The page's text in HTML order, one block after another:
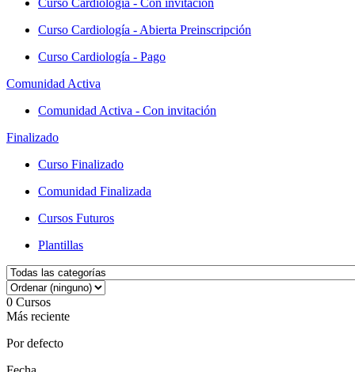
Curso Cardiología - Con invitación
Curso Cardiología - Abierta Preinscripción
Curso Cardiología - Pago
Comunidad Activa
Comunidad Activa - Con invitación
Finalizado
Curso Finalizado
Comunidad Finalizada
Cursos Futuros
Plantillas
0 Cursos
Más reciente
Por defecto